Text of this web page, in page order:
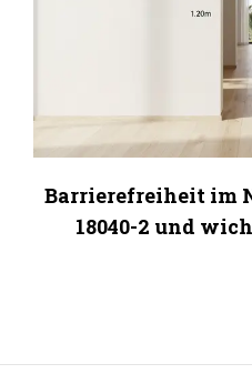
Barrierefreiheit im
18040-2 und